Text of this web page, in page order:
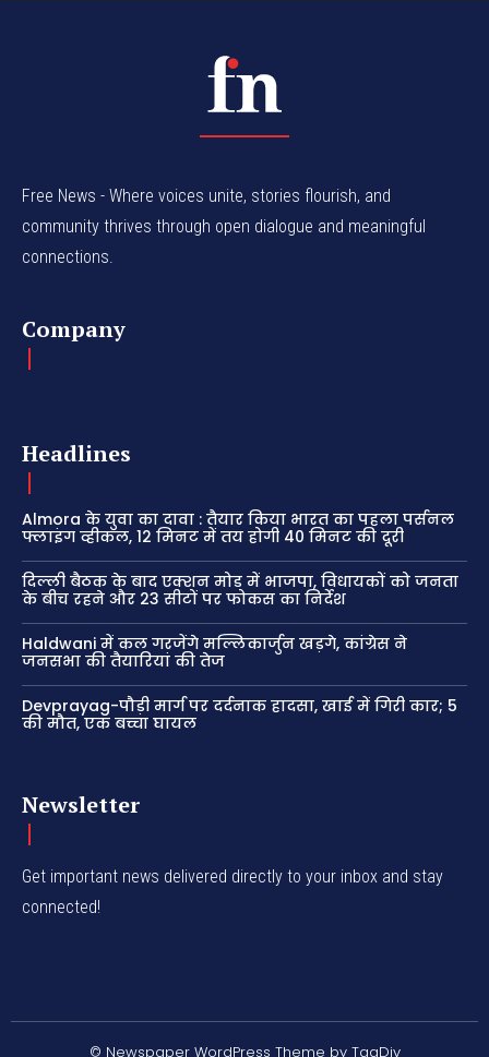
Free News - Where voices unite, stories flourish, and
community thrives through open dialogue and meaningful
connections.
Company
Headlines
Almora के युवा का दावा : तैयार किया भारत का पहला पर्सनल
फ्लाइंग व्हीकल, 12 मिनट में तय होगी 40 मिनट की दूरी
दिल्ली बैठक के बाद एक्शन मोड में भाजपा, विधायकों को जनता
के बीच रहने और 23 सीटों पर फोकस का निर्देश
Haldwani में कल गरजेंगे मल्लिकार्जुन खड़गे, कांग्रेस ने
जनसभा की तैयारियां की तेज
Devprayag-पौड़ी मार्ग पर दर्दनाक हादसा, खाई में गिरी कार; 5
की मौत, एक बच्चा घायल
Newsletter
Get important news delivered directly to your inbox and stay
connected!
© Newspaper WordPress Theme by TagDiv